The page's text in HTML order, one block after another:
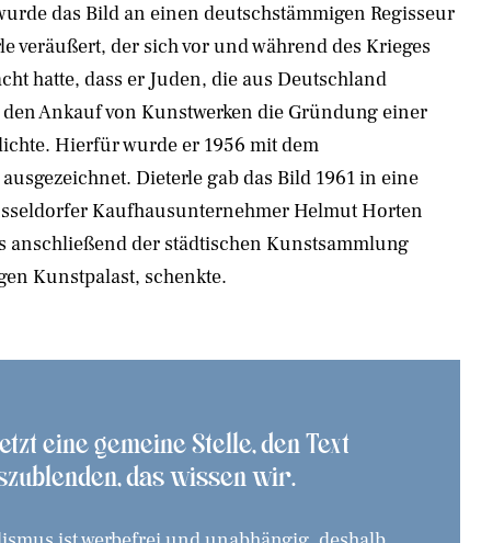
das Bild an einen deutschstämmigen Regisseur
veräußert, der sich vor und während des Krieges
hatte, dass er Juden, die aus Deutschland
Ankauf von Kunstwerken die Gründung einer
Hierfür wurde er 1956 mit dem
Dieterle gab das Bild 1961 in eine
Kaufhausunternehmer Helmut Horten
anschließend der städtischen Kunstsammlung
Kunstpalast, schenkte.
eine gemeine Stelle, den Text
das wissen wir.